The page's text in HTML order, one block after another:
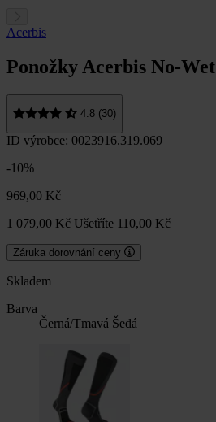
Acerbis
Ponožky Acerbis No-Wet
4.8 (30)
ID výrobce: 0023916.319.069
-10%
969,00 Kč
1 079,00 Kč Ušetříte 110,00 Kč
Záruka dorovnání ceny
Skladem
Barva
Černá/Tmavá Šedá